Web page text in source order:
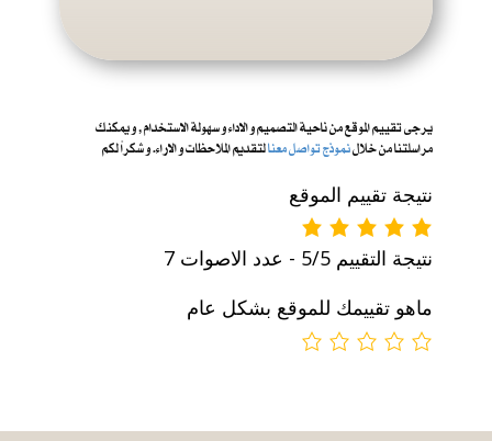
يرجى تقييم الموقع من ناحية التصميم و الاداء و سهولة الاستخدام , و يمكنك
مراسلتنا من خلالنموذج تواصل معنالتقديم الملاحظات و الاراء. و شكراً لكم
نتيجة تقييم الموقع
نتيجة التقييم 5/5 - عدد الاصوات 7
ماهو تقييمك للموقع بشكل عام